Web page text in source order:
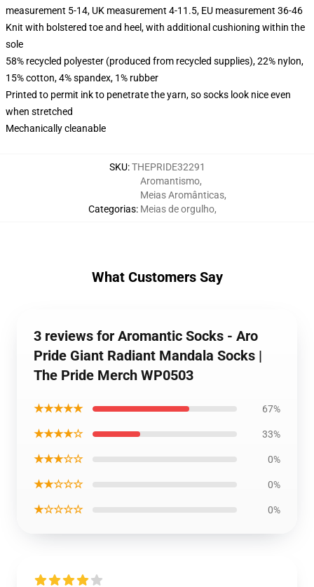
measurement 5-14, UK measurement 4-11.5, EU measurement 36-46
Knit with bolstered toe and heel, with additional cushioning within the
sole
58% recycled polyester (produced from recycled supplies), 22% nylon,
15% cotton, 4% spandex, 1% rubber
Printed to permit ink to penetrate the yarn, so socks look nice even
when stretched
Mechanically cleanable
SKU:THEPRIDE32291
Categorias:
Aromantismo,
Meias Aromânticas,
Meias de orgulho,
What Customers Say
3 reviews for Aromantic Socks - Aro
Pride Giant Radiant Mandala Socks |
The Pride Merch WP0503
★★★★★ 67%
★★★★☆ 33%
★★★☆☆ 0%
★★☆☆☆ 0%
★☆☆☆☆ 0%